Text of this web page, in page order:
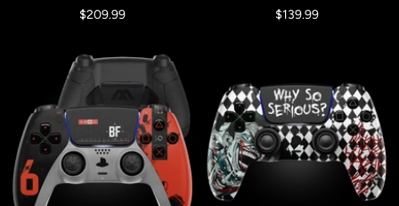
Precio
venta
$209.99
Precio
$139.99